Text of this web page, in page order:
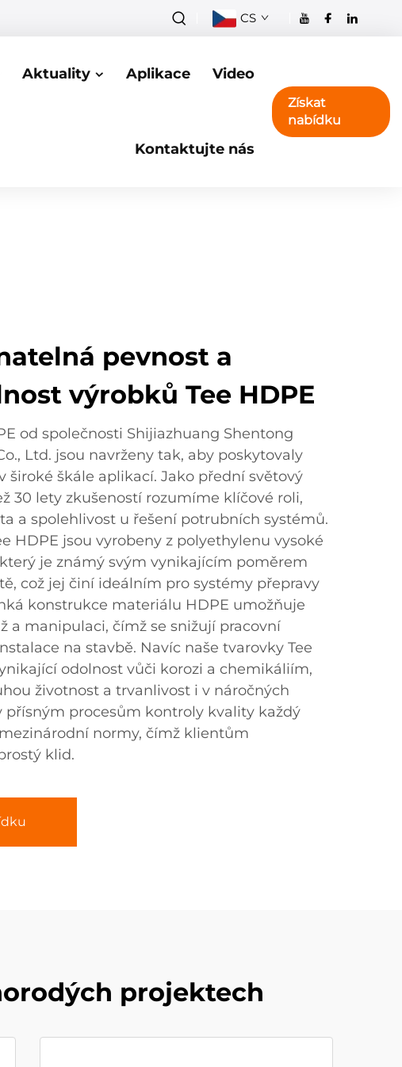
CS
Aktuality Aplikace Video
Kontaktujte nás
Získat
nabídku
pevnost a
výrobků Tee HDPE
od společnosti Shijiazhuang Shentong
Ltd. jsou navrženy tak, aby poskytovaly
široké škále aplikací. Jako přední světový
30 lety zkušeností rozumíme klíčové roli,
a spolehlivost u řešení potrubních systémů.
HDPE jsou vyrobeny z polyethylenu vysoké
je známý svým vynikajícím poměrem
což jej činí ideálním pro systémy přepravy
konstrukce materiálu HDPE umožňuje
a manipulaci, čímž se snižují pracovní
na stavbě. Navíc naše tvarovky Tee
odolnost vůči korozi a chemikáliím,
životnost a trvanlivost i v náročných
přísným procesům kontroly kvality každý
normy, čímž klientům
klid.
projektech